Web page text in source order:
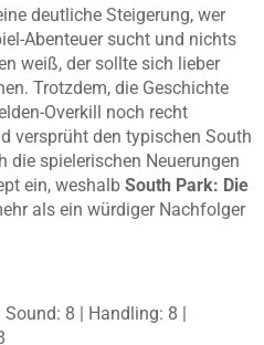
deutliche Steigerung, wer
Abenteuer sucht und nichts
weiß, der sollte sich lieber
Trotzdem, die Geschichte
Overkill noch recht
versprüht den typischen South
die spielerischen Neuerungen
ein, weshalb South Park: Die
als ein würdiger Nachfolger
8 | Handling: 8 |